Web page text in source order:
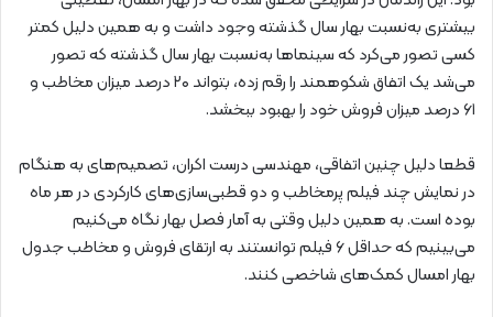
بیشتری به‌نسبت بهار سال گذشته وجود داشت و به همین دلیل کمتر
کسی تصور می‌کرد که سینماها به‌نسبت بهار سال گذشته که تصور
می‌شد یک اتفاق شکوهمند را رقم زده، بتواند ۲۰ درصد میزان مخاطب و
۶۱ درصد میزان فروش خود را بهبود ببخشد.
قطعا دلیل چنین اتفاقی، مهندسی درست اکران، تصمیم‌های به‌ هنگام
در نمایش چند فیلم پرمخاطب و دو قطبی‌سازی‌های کارکردی در هر ماه
بوده است. به همین دلیل وقتی به آمار فصل بهار نگاه می‌کنیم
می‌بینیم که حداقل ۶ فیلم توانستند به ارتقای فروش و مخاطب جدول
بهار امسال کمک‌های شاخصی کنند.